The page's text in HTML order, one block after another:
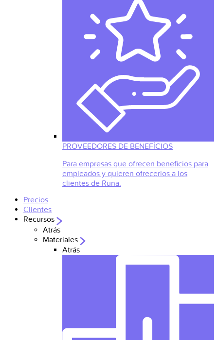
PROVEEDORES DE BENEFÍCIOS
Para empresas que ofrecen beneficios para
empleados y quieren ofrecerlos a los
clientes de Runa.
Precios
Clientes
Recursos
Atrás
Materiales
Atrás